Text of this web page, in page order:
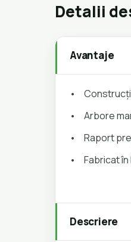
Detalii
Avantaje
•
•
Arbore
•
Raport
•
Fabricat
Descriere